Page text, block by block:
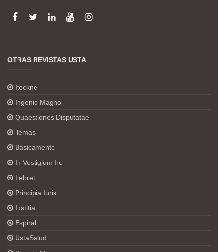
OTRAS REVISTAS USTA
Iteckne
Ingenio Magno
Quaestiones Disputatae
Temas
Básicamente
In Vestigium Ire
Lebret
Principia Iuris
Iustitia
Espiral
UstaSalud